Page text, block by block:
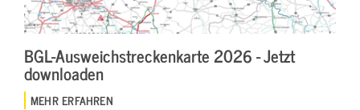
BGL-Ausweichstreckenkarte 2026 - Jetzt
downloaden
MEHR ERFAHREN